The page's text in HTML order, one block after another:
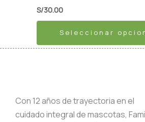
S/30.00
Seleccionar
en
la
página
de
Con 12 años de trayectoria en el
cuidado integral de mascotas,